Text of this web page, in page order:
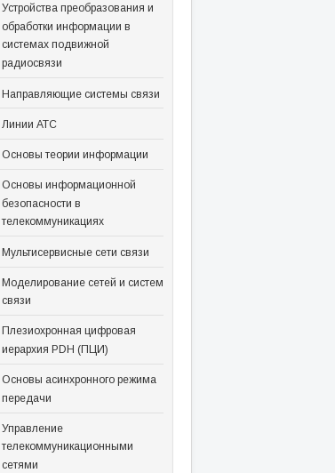
Устройства преобразования и
обработки информации в
системах подвижной
радиосвязи
Направляющие системы связи
Линии АТС
Основы теории информации
Основы информационной
безопасности в
телекоммуникациях
Мультисервисные сети связи
Моделирование сетей и систем
связи
Плезиохронная цифровая
иерархия PDH (ПЦИ)
Основы асинхронного режима
передачи
Управление
телекоммуникационными
сетями